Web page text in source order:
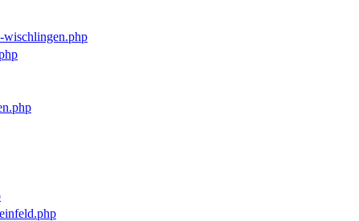
wischlingen.php